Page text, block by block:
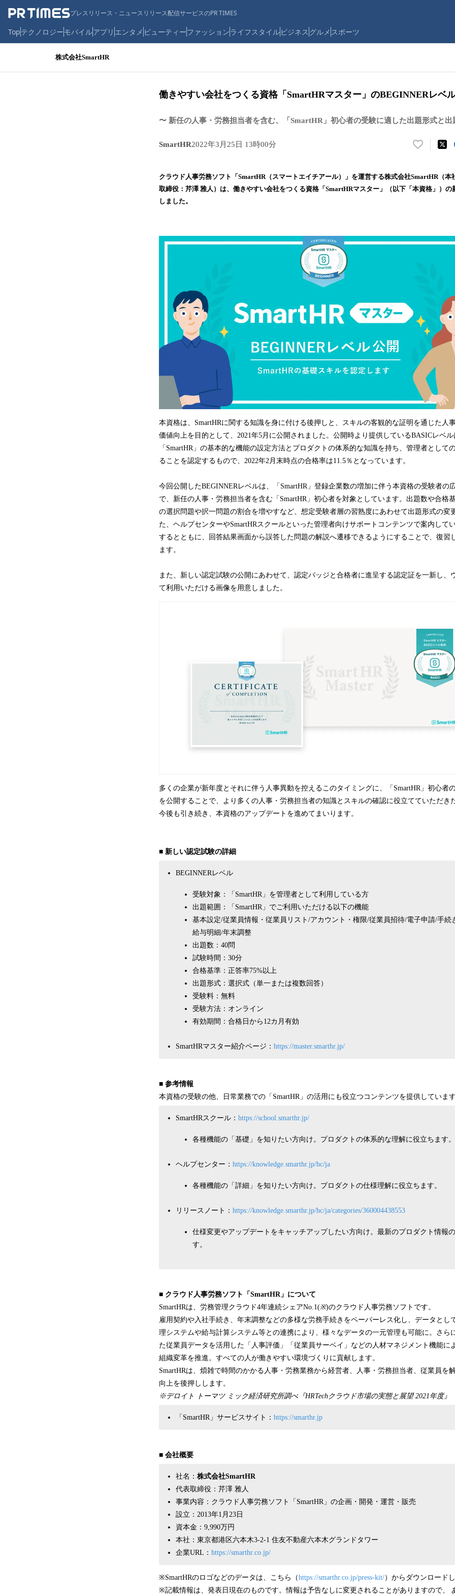
プレスリリース・ニュースリリース配信サービスのPR TIMES
Topテクノロジーモバイルアプリ エンタメ ビューティーファッションライフスタイルビジネス グルメ スポーツ
株式会社SmartHR
働きやすい会社をつくる資格「SmartHRマスター」のBEGINNERレベ
〜 新任の人事・労務担当者を含む、「SmartHR」初心者の受験に適した出題形式と出
SmartHR2022年3月25日 13時00分
い
！
数
込
み
クラウド人事労務ソフト「SmartHR（スマートエイチアール）」を運営する株式会社SmartHR（本
取締役：芹澤 雅人）は、働きやすい会社をつくる資格「SmartHRマスター」（以下「本資格」）の
しました。
本資格は、SmartHRに関する知識を身に付ける後押しと、スキルの客観的な証明を通じた人
価値向上を目的として、2021年5月に公開されました。公開時より提供しているBASICレベ
「SmartHR」の基本的な機能の設定方法とプロダクトの体系的な知識を持ち、管理者として
ることを認定するもので、2022年2月末時点の合格率は11.5％となっています。
今回公開したBEGINNERレベルは、「SmartHR」登録企業数の増加に伴う本資格の受験者の
で、新任の人事・労務担当者を含む「SmartHR」初心者を対象としています。出題数や合格
の選択問題や択一問題の割合を増やすなど、想定受験者層の習熟度にあわせて出題形式の変
た、ヘルプセンターやSmartHRスクールといった管理者向けサポートコンテンツで案内して
するとともに、回答結果画面から誤答した問題の解説へ遷移できるようにすることで、復習
ます。
また、新しい認定試験の公開にあわせて、認定バッジと合格者に進呈する認定証を一新し、
て利用いただける画像を用意しました。
多くの企業が新年度とそれに伴う人事異動を控えるこのタイミングに、「SmartHR」初心者
を公開することで、より多くの人事・労務担当者の知識とスキルの確認に役立てていただき
今後も引き続き、本資格のアップデートを進めてまいります。
■ 新しい認定試験の詳細
BEGINNERレベル
受験対象：「SmartHR」を管理者として利用している方
出題範囲：「SmartHR」でご利用いただける以下の機能
基本設定/従業員情報・従業員リスト/アカウント・権限/従業員招待/電子申請/手続
給与明細/年末調整
出題数：40問
試験時間：30分
合格基準：正答率75%以上
出題形式：選択式（単一または複数回答）
受験料：無料
受験方法：オンライン
有効期間：合格日から12カ月有効
SmartHRマスター紹介ページ： https://master.smarthr.jp/
■ 参考情報
本資格の受験の他、日常業務での「SmartHR」の活用にも役立つコンテンツを提供しています
SmartHRスクール： https://school.smarthr.jp/
各種機能の「基礎」を知りたい方向け。プロダクトの体系的な理解に役立ちます。
ヘルプセンター： https://knowledge.smarthr.jp/hc/ja
各種機能の「詳細」を知りたい方向け。プロダクトの仕様理解に役立ちます。
リリースノート： https://knowledge.smarthr.jp/hc/ja/categories/360004438553
仕様変更やアップデートをキャッチアップしたい方向け。最新のプロダクト情報
す。
■ クラウド人事労務ソフト「SmartHR」について
SmartHRは、労務管理クラウド4年連続シェアNo.1(※)のクラウド人事労務ソフトです。
雇用契約や入社手続き、年末調整などの多様な労務手続きをペーパーレス化し、データとし
理システムや給与計算システム等との連携により、様々なデータの一元管理も可能に。さら
た従業員データを活用した「人事評価」「従業員サーベイ」などの人材マネジメント機能に
組織変革を推進。すべての人が働きやすい環境づくりに貢献します。
SmartHRは、煩雑で時間のかかる人事・労務業務から経営者、人事・労務担当者、従業員を
向上を後押しします。
※デロイト トーマツ ミック経済研究所調べ『HRTechクラウド市場の実態と展望 2021年度』
「SmartHR」サービスサイト： https://smarthr.jp
■ 会社概要
社名： 株式会社SmartHR
代表取締役：芹澤 雅人
事業内容：クラウド人事労務ソフト「SmartHR」の企画・開発・運営・販売
設立：2013年1月23日
資本金：9,990万円
本社：東京都港区六本木3-2-1 住友不動産六本木グランドタワー
企業URL： https://smarthr.co.jp/
※SmartHRのロゴなどのデータは、こちら（https://smarthr.co.jp/press-kit/）からダウンロード
※記載情報は、発表日現在のものです。情報は予告なしに変更されることがありますので、